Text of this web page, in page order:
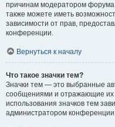
причинам модератором
также можете иметь
зависимости от прав,
конференции.
Вернуться к началу
Что такое значки тем?
Значки тем — это выбранные
сообщениями и отражающие их
использования значков тем
администратором